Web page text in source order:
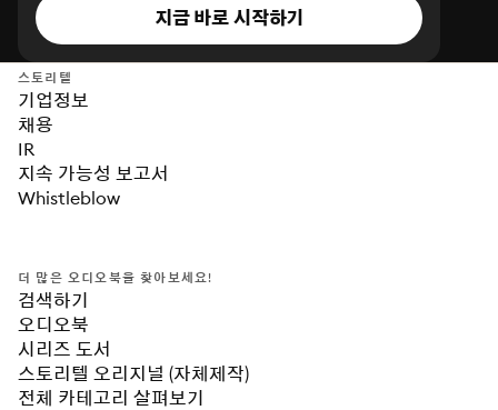
지금 바로 시작하기
스토리텔
기업정보
채용
IR
지속 가능성 보고서
Whistleblow
더 많은 오디오북을 찾아보세요!
검색하기
오디오북
시리즈 도서
스토리텔 오리지널 (자체제작)
전체 카테고리 살펴보기